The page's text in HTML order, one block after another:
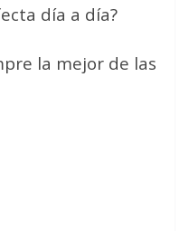
día a día?
la mejor de las